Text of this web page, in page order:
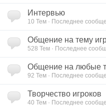
Интервью
10 Тем · Последнее
Общение на тему
528 Тем · Последнее
Общение на любые
92 Тем · Последнее
Творчество игроков
40 Тем · Последнее